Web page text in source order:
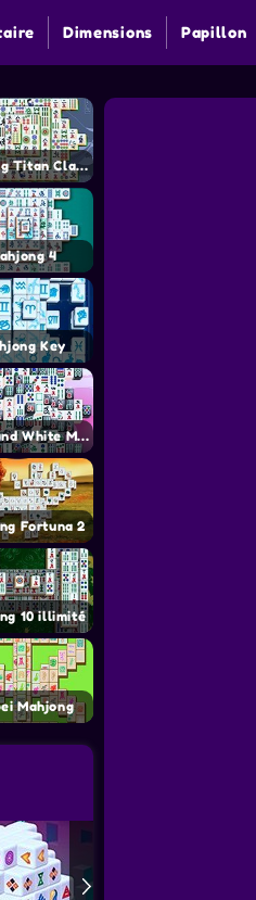
Dimensions Papillon
Mahjong Titan Classic
4
Key
Black and White Mahjong 2
Fortuna 2
10 illimité
Mahjong